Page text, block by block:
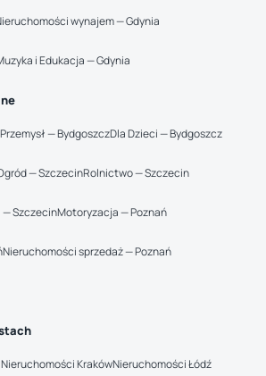
wynajem — Gdynia
i Edukacja — Gdynia
— BydgoszczDla Dzieci — Bydgoszcz
— SzczecinRolnictwo — Szczecin
— SzczecinMotoryzacja — Poznań
Nieruchomości sprzedaż — Poznań
Nieruchomości KrakówNieruchomości Łódź